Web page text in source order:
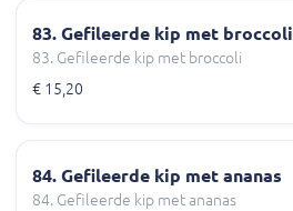
83. Gefileerde kip met broccoli
83. Gefileerde kip met broccoli
€ 15,20
84. Gefileerde kip met ananas
84. Gefileerde kip met ananas